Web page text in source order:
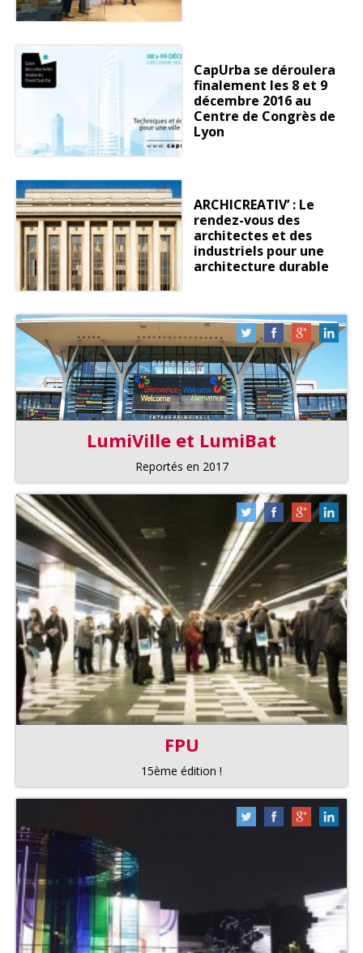
CapUrba se déroulera
finalement les 8 et 9
décembre 2016 au
Centre de Congrès de
Lyon
ARCHICREATIV’ : Le
rendez-vous des
architectes et des
industriels pour une
architecture durable
LumiVille et LumiBat
Reportés en 2017
FPU
15ème édition !